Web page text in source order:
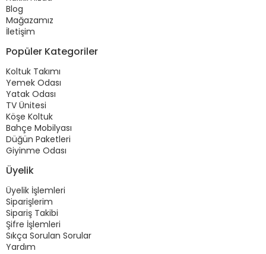
Blog
Mağazamız
İletişim
Popüler Kategoriler
Koltuk Takımı
Yemek Odası
Yatak Odası
TV Ünitesi
Köşe Koltuk
Bahçe Mobilyası
Düğün Paketleri
Giyinme Odası
Üyelik
Üyelik İşlemleri
Siparişlerim
Sipariş Takibi
Şifre İşlemleri
Sıkça Sorulan Sorular
Yardım